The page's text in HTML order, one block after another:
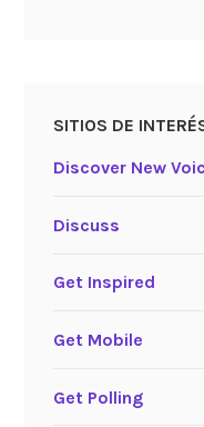
SITIOS DE
Discover New
Discuss
Get Inspired
Get Mobile
Get Polling